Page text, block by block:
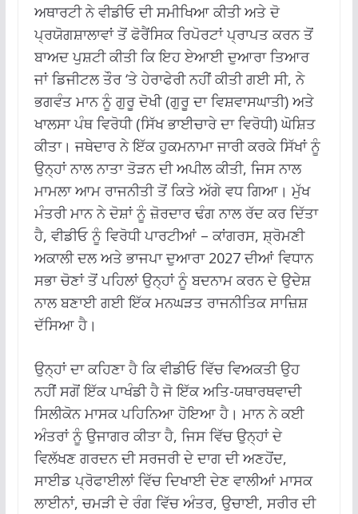
ਅਥਾਰਟੀ ਨੇ ਵੀਡੀਓ ਦੀ ਸਮੀਖਿਆ ਕੀਤੀ ਅਤੇ ਦੋ
ਪ੍ਰਯੋਗਸ਼ਾਲਾਵਾਂ ਤੋਂ ਫੋਰੈਂਸਿਕ ਰਿਪੋਰਟਾਂ ਪ੍ਰਾਪਤ ਕਰਨ ਤੋਂ
ਬਾਅਦ ਪੁਸ਼ਟੀ ਕੀਤੀ ਕਿ ਇਹ ਏਆਈ ਦੁਆਰਾ ਤਿਆਰ
ਜਾਂ ਡਿਜੀਟਲ ਤੌਰ ‘ਤੇ ਹੇਰਾਫੇਰੀ ਨਹੀਂ ਕੀਤੀ ਗਈ ਸੀ, ਨੇ
ਭਗਵੰਤ ਮਾਨ ਨੂੰ ਗੁਰੂ ਦੋਖੀ (ਗੁਰੂ ਦਾ ਵਿਸ਼ਵਾਸਘਾਤੀ) ਅਤੇ
ਖਾਲਸਾ ਪੰਥ ਵਿਰੋਧੀ (ਸਿੱਖ ਭਾਈਚਾਰੇ ਦਾ ਵਿਰੋਧੀ) ਘੋਸ਼ਿਤ
ਕੀਤਾ। ਜਥੇਦਾਰ ਨੇ ਇੱਕ ਹੁਕਮਨਾਮਾ ਜਾਰੀ ਕਰਕੇ ਸਿੱਖਾਂ ਨੂੰ
ਉਨ੍ਹਾਂ ਨਾਲ ਨਾਤਾ ਤੋੜਨ ਦੀ ਅਪੀਲ ਕੀਤੀ, ਜਿਸ ਨਾਲ
ਮਾਮਲਾ ਆਮ ਰਾਜਨੀਤੀ ਤੋਂ ਕਿਤੇ ਅੱਗੇ ਵਧ ਗਿਆ। ਮੁੱਖ
ਮੰਤਰੀ ਮਾਨ ਨੇ ਦੋਸ਼ਾਂ ਨੂੰ ਜ਼ੋਰਦਾਰ ਢੰਗ ਨਾਲ ਰੱਦ ਕਰ ਦਿੱਤਾ
ਹੈ, ਵੀਡੀਓ ਨੂੰ ਵਿਰੋਧੀ ਪਾਰਟੀਆਂ – ਕਾਂਗਰਸ, ਸ਼੍ਰੋਮਣੀ
ਅਕਾਲੀ ਦਲ ਅਤੇ ਭਾਜਪਾ ਦੁਆਰਾ 2027 ਦੀਆਂ ਵਿਧਾਨ
ਸਭਾ ਚੋਣਾਂ ਤੋਂ ਪਹਿਲਾਂ ਉਨ੍ਹਾਂ ਨੂੰ ਬਦਨਾਮ ਕਰਨ ਦੇ ਉਦੇਸ਼
ਨਾਲ ਬਣਾਈ ਗਈ ਇੱਕ ਮਨਘੜਤ ਰਾਜਨੀਤਿਕ ਸਾਜ਼ਿਸ਼
ਦੱਸਿਆ ਹੈ।
ਉਨ੍ਹਾਂ ਦਾ ਕਹਿਣਾ ਹੈ ਕਿ ਵੀਡੀਓ ਵਿੱਚ ਵਿਅਕਤੀ ਉਹ
ਨਹੀਂ ਸਗੋਂ ਇੱਕ ਪਾਖੰਡੀ ਹੈ ਜੋ ਇੱਕ ਅਤਿ-ਯਥਾਰਥਵਾਦੀ
ਸਿਲੀਕੋਨ ਮਾਸਕ ਪਹਿਨਿਆ ਹੋਇਆ ਹੈ। ਮਾਨ ਨੇ ਕਈ
ਅੰਤਰਾਂ ਨੂੰ ਉਜਾਗਰ ਕੀਤਾ ਹੈ, ਜਿਸ ਵਿੱਚ ਉਨ੍ਹਾਂ ਦੇ
ਵਿਲੱਖਣ ਗਰਦਨ ਦੀ ਸਰਜਰੀ ਦੇ ਦਾਗ ਦੀ ਅਣਹੋਂਦ,
ਸਾਈਡ ਪ੍ਰੋਫਾਈਲਾਂ ਵਿੱਚ ਦਿਖਾਈ ਦੇਣ ਵਾਲੀਆਂ ਮਾਸਕ
ਲਾਈਨਾਂ, ਚਮੜੀ ਦੇ ਰੰਗ ਵਿੱਚ ਅੰਤਰ, ਉਚਾਈ, ਸਰੀਰ ਦੀ